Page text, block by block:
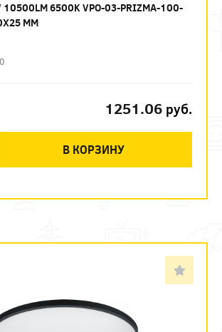
6500K VPO-03-PRIZMA-100-
ММ
1251.06 руб.
В КОРЗИНУ